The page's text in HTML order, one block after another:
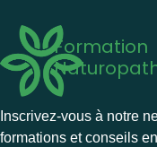
Formation
Inscrivez-vous à notre
formations et conseils